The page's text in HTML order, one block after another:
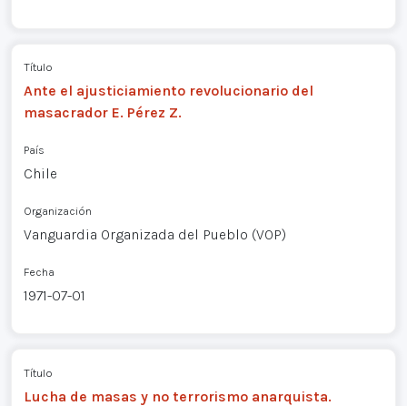
Título
Ante el ajusticiamiento revolucionario del
masacrador E. Pérez Z.
País
Chile
Organización
Vanguardia Organizada del Pueblo (VOP)
Fecha
1971-07-01
Título
Lucha de masas y no terrorismo anarquista.